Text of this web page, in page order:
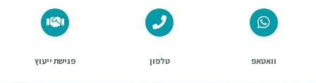
וואטאפ טלפון פגישת ייעוץ